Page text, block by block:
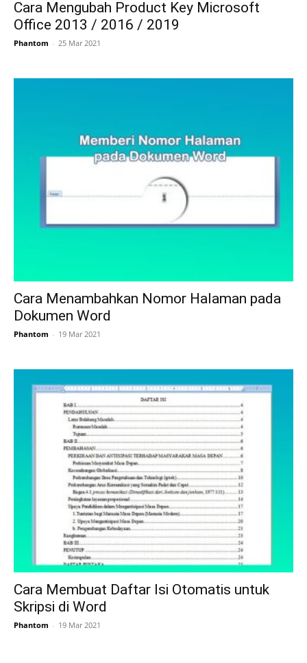
Cara Mengubah Product Key Microsoft
Office 2013 / 2016 / 2019
Phantom - 25 Mar 2021
Cara Menambahkan Nomor Halaman pada
Dokumen Word
Phantom - 19 Mar 2021
Cara Membuat Daftar Isi Otomatis untuk
Skripsi di Word
Phantom - 19 Mar 2021